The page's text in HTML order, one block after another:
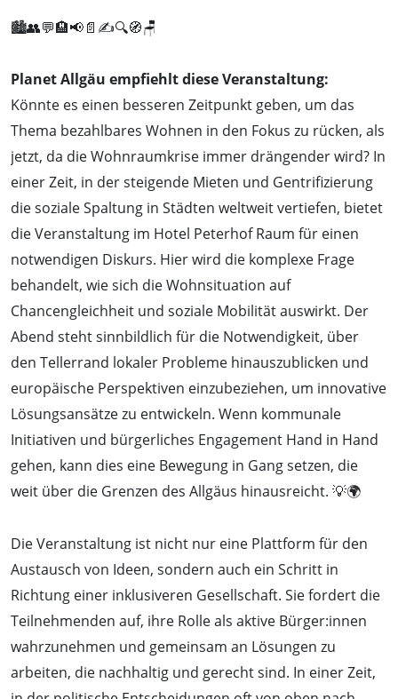
🏙️👥💬🏨📢📄✍️🔍🧭🪑
Planet Allgäu empfiehlt diese Veranstaltung:
Könnte es einen besseren Zeitpunkt geben, um das
Thema bezahlbares Wohnen in den Fokus zu rücken, als
jetzt, da die Wohnraumkrise immer drängender wird? In
einer Zeit, in der steigende Mieten und Gentrifizierung
die soziale Spaltung in Städten weltweit vertiefen, bietet
die Veranstaltung im Hotel Peterhof Raum für einen
notwendigen Diskurs. Hier wird die komplexe Frage
behandelt, wie sich die Wohnsituation auf
Chancengleichheit und soziale Mobilität auswirkt. Der
Abend steht sinnbildlich für die Notwendigkeit, über
den Tellerrand lokaler Probleme hinauszublicken und
europäische Perspektiven einzubeziehen, um innovative
Lösungsansätze zu entwickeln. Wenn kommunale
Initiativen und bürgerliches Engagement Hand in Hand
gehen, kann dies eine Bewegung in Gang setzen, die
weit über die Grenzen des Allgäus hinausreicht. 💡🌍
Die Veranstaltung ist nicht nur eine Plattform für den
Austausch von Ideen, sondern auch ein Schritt in
Richtung einer inklusiveren Gesellschaft. Sie fordert die
Teilnehmenden auf, ihre Rolle als aktive Bürger:innen
wahrzunehmen und gemeinsam an Lösungen zu
arbeiten, die nachhaltig und gerecht sind. In einer Zeit,